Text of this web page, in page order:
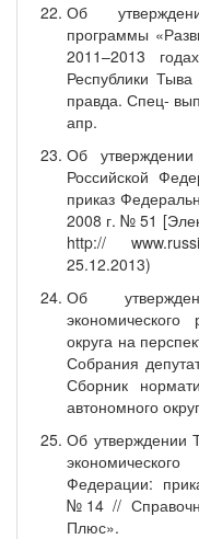
Об
программы
2011–2013
Республики
правда. Спец-
апр.
Об
Российской
приказ
2008 г. № 51
http://
25.12.2013)
Об
экономического
округа на
Собрания
Сборник
автономного
Об утверждении
Федерации:
№14 //
Плюс».